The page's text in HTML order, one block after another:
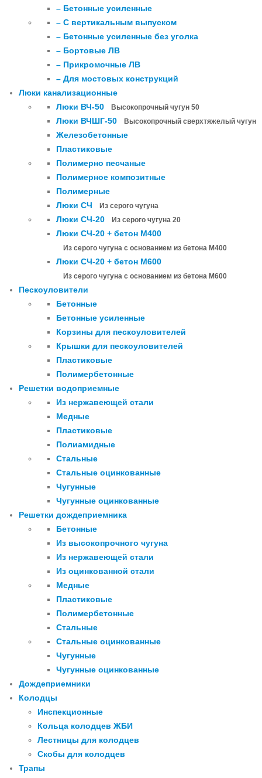
– Бетонные усиленные
– С вертикальным выпуском
– Бетонные усиленные без уголка
– Бортовые ЛВ
– Прикромочные ЛВ
– Для мостовых конструкций
Люки канализационные
Люки ВЧ-50
Высокопрочный чугун 50
Люки ВЧШГ-50 Высокопрочный сверхтяжелый чугун
Железобетонные
Пластиковые
Полимерно песчаные
Полимерное композитные
Полимерные
Люки СЧ
Из серого чугуна
Люки СЧ-20 Из серого чугуна 20
Люки СЧ-20 + бетон М400
Из серого чугуна с основанием из бетона М400
Люки СЧ-20 + бетон М600
Из серого чугуна с основанием из бетона М600
Пескоуловители
Бетонные
Бетонные усиленные
Корзины для пескоуловителей
Крышки для пескоуловителей
Пластиковые
Полимербетонные
Решетки водоприемные
Из нержавеющей стали
Медные
Пластиковые
Полиамидные
Стальные
Стальные оцинкованные
Чугунные
Чугунные оцинкованные
Решетки дождеприемника
Бетонные
Из высокопрочного чугуна
Из нержавеющей стали
Из оцинкованной стали
Медные
Пластиковые
Полимербетонные
Стальные
Стальные оцинкованные
Чугунные
Чугунные оцинкованные
Дождеприемники
Колодцы
Инспекционные
Кольца колодцев ЖБИ
Лестницы для колодцев
Скобы для колодцев
Трапы